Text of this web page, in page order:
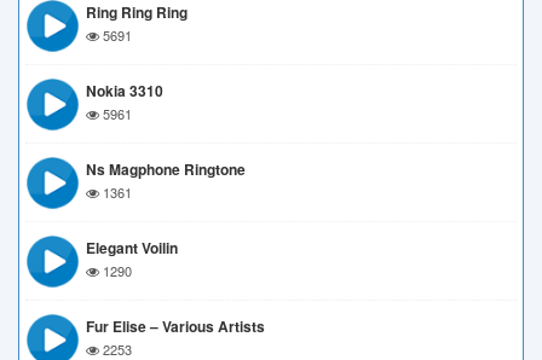
Ring Ring Ring
5691
Nokia 3310
5961
Ns Magphone Ringtone
1361
Elegant Voilin
1290
Fur Elise – Various Artists
2253